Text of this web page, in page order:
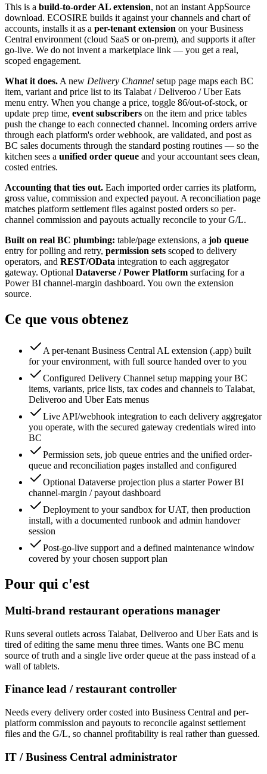
This is a build-to-order AL extension, not an instant AppSource
download. ECOSIRE builds it against your channels and chart of
accounts, installs it as a per-tenant extension on your Business
Central environment (cloud SaaS or on-prem), and supports it after
go-live. We do not invent a marketplace link — you get a real,
scoped engagement.
What it does. A new Delivery Channel setup page maps each BC
item, variant and price list to its Talabat / Deliveroo / Uber Eats
menu entry. When you change a price, toggle 86/out-of-stock, or
update prep time, event subscribers on the item and price tables
push the change to each connected channel. Incoming orders arrive
through each platform's order webhook, are validated, and post as
BC sales documents through the standard posting routines — so the
kitchen sees a unified order queue and your accountant sees clean,
costed entries.
Accounting that ties out. Each imported order carries its platform,
gross value, commission and expected payout. A reconciliation page
matches platform settlement files against posted orders so per-
channel commission and payouts actually reconcile to your G/L.
Built on real BC plumbing: table/page extensions, a job queue
entry for polling and retry, permission sets scoped to delivery
operators, and REST/OData integration to each aggregator
gateway. Optional Dataverse / Power Platform surfacing for a
Power BI channel-margin dashboard. You own the extension
source.
Ce que vous obtenez
A per-tenant Business Central AL extension (.app) built
for your environment, with full source handed over to you
Configured Delivery Channel setup mapping your BC
items, variants, price lists, tax codes and channels to Talabat,
Deliveroo and Uber Eats menus
Live API/webhook integration to each delivery aggregator
you operate, with the secured gateway credentials wired into
BC
Permission sets, job queue entries and the unified order-
queue and reconciliation pages installed and configured
Optional Dataverse projection plus a starter Power BI
channel-margin / payout dashboard
Deployment to your sandbox for UAT, then production
install, with a documented runbook and admin handover
session
Post-go-live support and a defined maintenance window
covered by your chosen support plan
Pour qui c'est
Multi-brand restaurant operations manager
Runs several outlets across Talabat, Deliveroo and Uber Eats and is
tired of editing the same menu three times. Wants one BC menu
source of truth and a single live order queue at the pass instead of a
wall of tablets.
Finance lead / restaurant controller
Needs every delivery order costed into Business Central and per-
platform commission and payouts to reconcile against settlement
files and the G/L, so channel profitability is real rather than guessed.
IT / Business Central administrator